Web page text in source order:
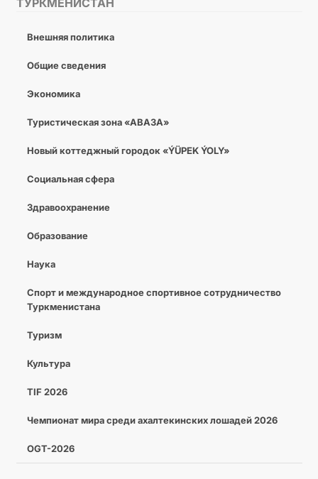
ТУРКМЕНИСТАН
Внешняя политика
Общие сведения
Экономика
Туристическая зона «АВАЗА»
Новый коттеджный городок «ÝÜPEK ÝOLY»
Социальная сфера
Здравоохранение
Образование
Наука
Спорт и международное спортивное сотрудничество
Туркменистана
Туризм
Культура
TIF 2026
Чемпионат мира среди ахалтекинских лошадей 2026
OGT-2026